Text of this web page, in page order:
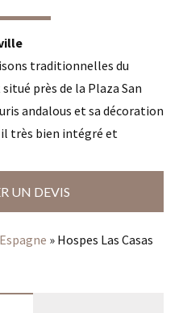
traditionnelles du
près de la Plaza San
andalous et sa décoration
très bien intégré et
UN DEVIS
Espagne » Hospes Las Casas